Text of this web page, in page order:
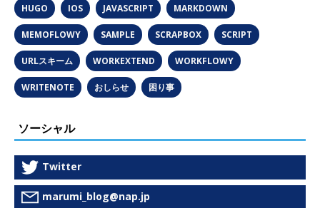
HUGO IOS JAVASCRIPT MARKDOWN
MEMOFLOWY SAMPLE SCRAPBOX SCRIPT
URLスキーム WORKEXTEND WORKFLOWY
WRITENOTE おしらせ 困り事
ソーシャル
Twitter
marumi_blog@nap.jp